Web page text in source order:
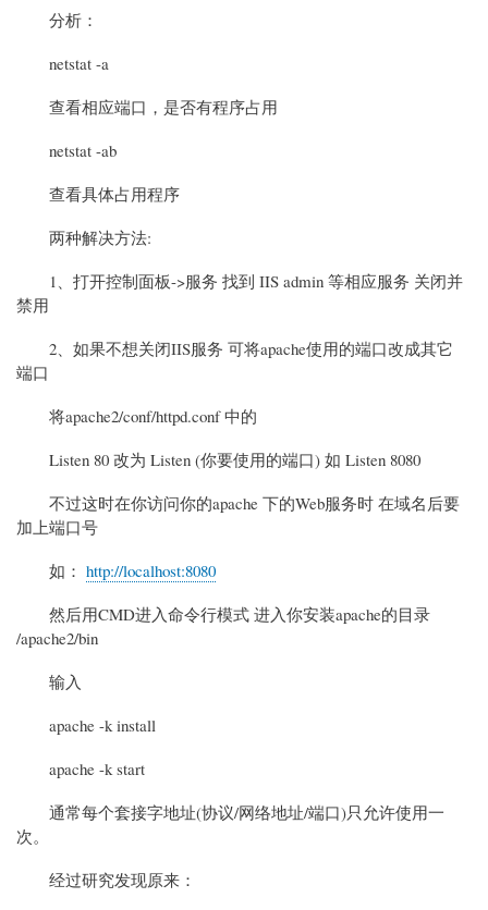
分析：
netstat -a
查看相应端口，是否有程序占用
netstat -ab
查看具体占用程序
两种解决方法:
1、打开控制面板->服务 找到 IIS admin 等相应服务 关闭并
禁用
2、如果不想关闭IIS服务 可将apache使用的端口改成其它
端口
将apache2/conf/httpd.conf 中的
Listen 80 改为 Listen (你要使用的端口) 如 Listen 8080
不过这时在你访问你的apache 下的Web服务时 在域名后要
加上端口号
如： http://localhost:8080
然后用CMD进入命令行模式 进入你安装apache的目录
/apache2/bin
输入
apache -k install
apache -k start
通常每个套接字地址(协议/网络地址/端口)只允许使用一
次。
经过研究发现原来：